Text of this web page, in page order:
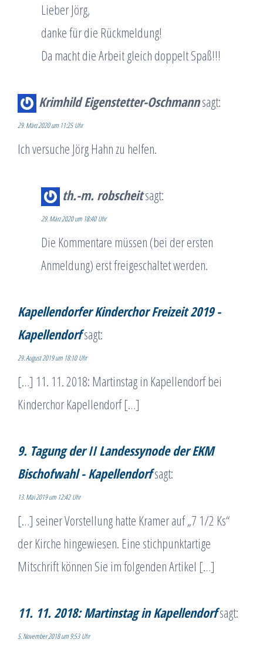
Lieber Jörg,
danke für die Rückmeldung!
Da macht die Arbeit gleich doppelt Spaß!!!
Krimhild Eigenstetter-Oschmannsagt:
29. März 2020 um 11:25 Uhr
Ich versuche Jörg Hahn zu helfen.
th.-m. robscheitsagt:
29. März 2020 um 18:40 Uhr
Die Kommentare müssen (bei der ersten
Anmeldung) erst freigeschaltet werden.
Kapellendorfer Kinderchor Freizeit 2019 -
Kapellendorfsagt:
29. August 2019 um 18:10 Uhr
[…] 11. 11. 2018: Martinstag in Kapellendorf bei
Kinderchor Kapellendorf […]
9. Tagung der II Landessynode der EKM
Bischofwahl - Kapellendorfsagt:
13. Mai 2019 um 12:42 Uhr
[…] seiner Vorstellung hatte Kramer auf „7 1/2 Ks“
der Kirche hingewiesen. Eine stichpunktartige
Mitschrift können Sie im folgenden Artikel […]
11. 11. 2018: Martinstag in Kapellendorfsagt:
5. November 2018 um 9:53 Uhr